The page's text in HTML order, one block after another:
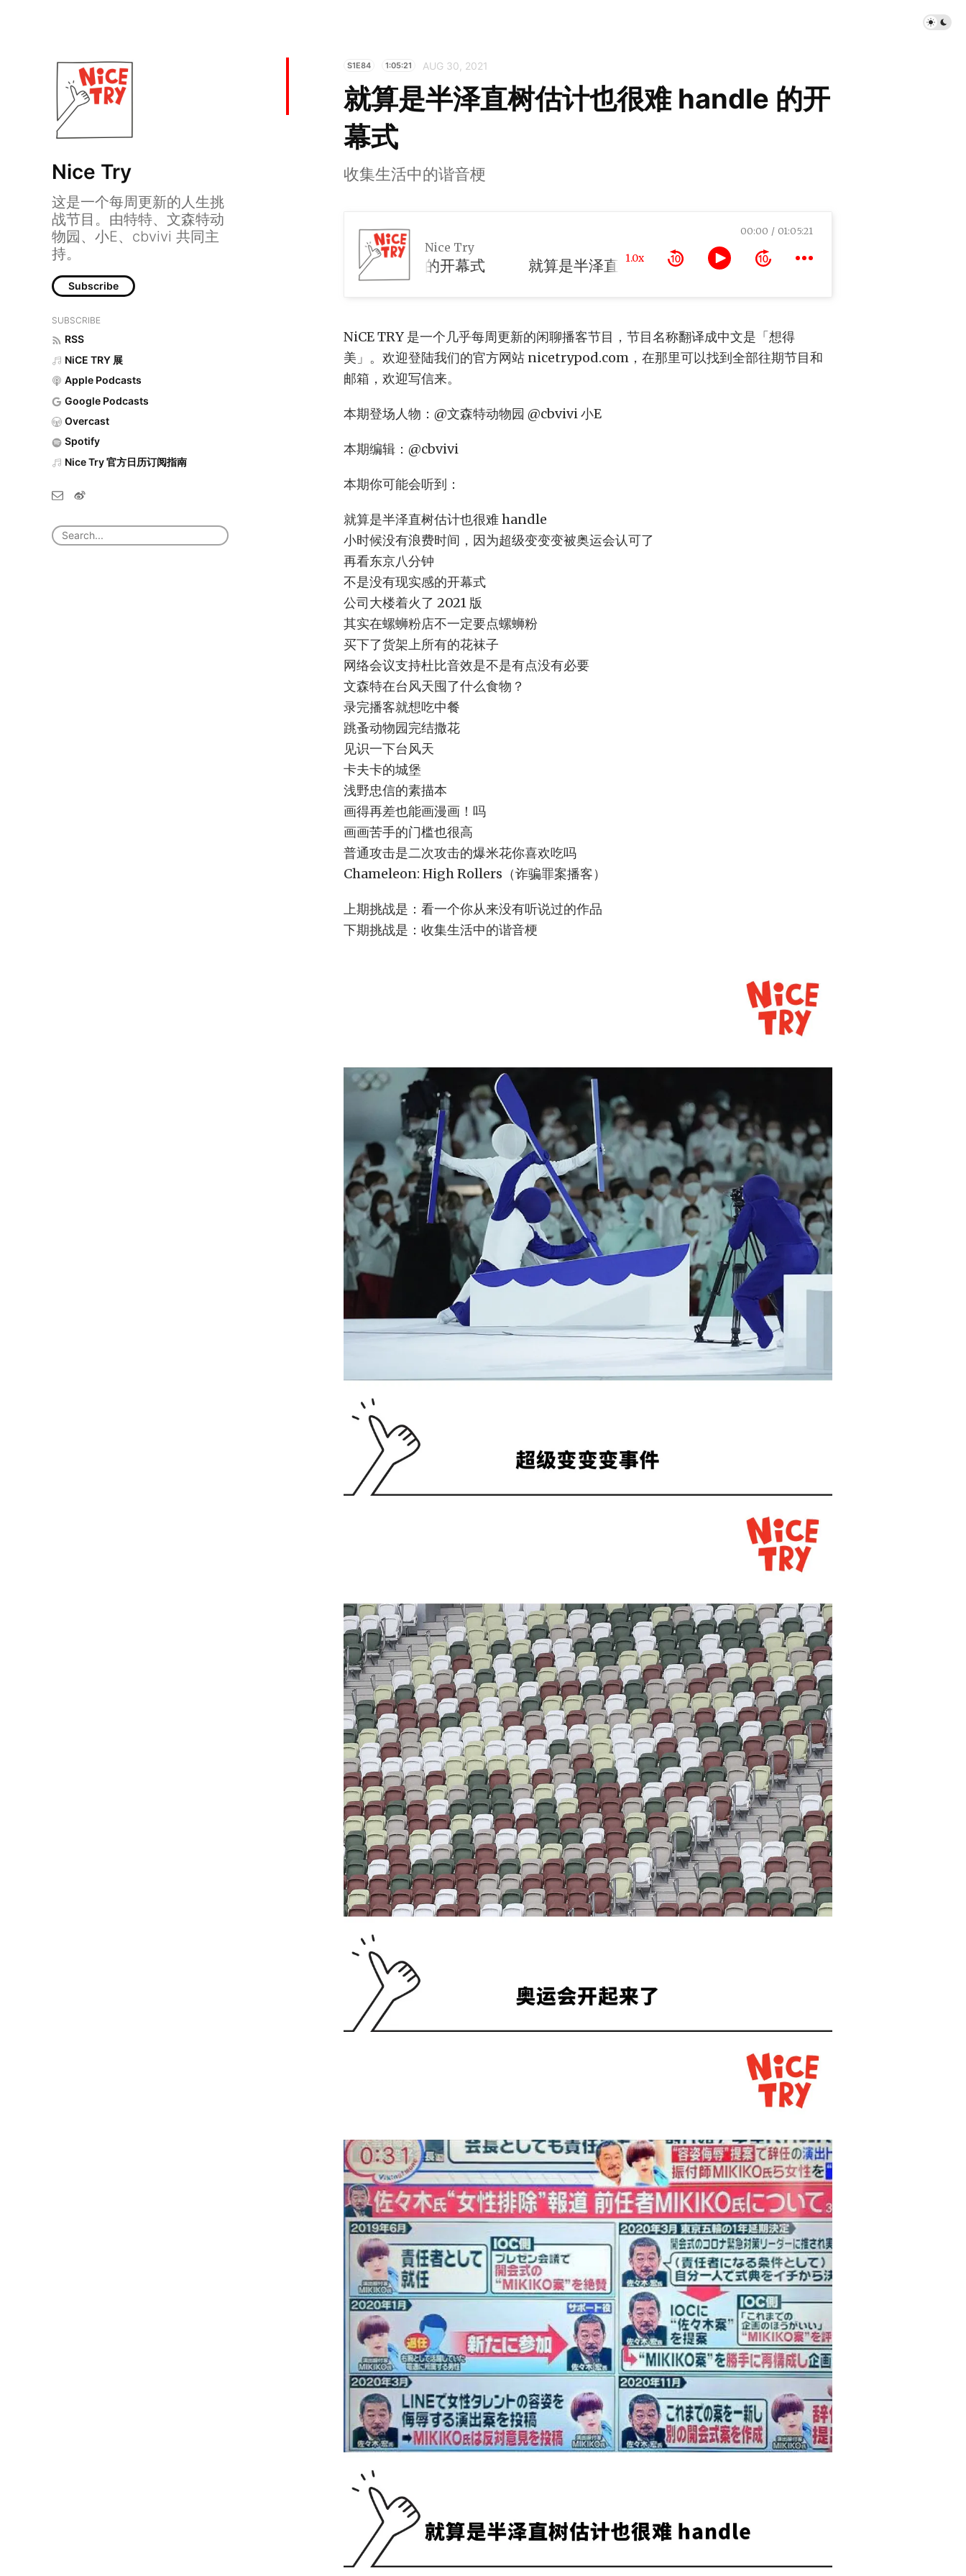
Nice Try
这是一个每周更新的人生挑
战节目。由特特、文森特动
物园、小E、cbvivi 共同主
持。
Subscribe
SUBSCRIBE
RSS
NiCE TRY 展
Apple Podcasts
Google Podcasts
Overcast
Spotify
Nice Try 官方日历订阅指南
S1E84 1:05:21 AUG 30, 2021
就算是半泽直树估计也很难 handle 的开
幕式
收集生活中的谐音梗
Nice Try
就算是半泽直树估计也很难 handle 的开幕式 1.0x
00:00 01:05:21
NiCE TRY 是一个几乎每周更新的闲聊播客节目，节目名称翻译成中文是「想得
美」。欢迎登陆我们的官方网站 nicetrypod.com，在那里可以找到全部往期节目和
邮箱，欢迎写信来。
本期登场人物：@文森特动物园 @cbvivi 小E
本期编辑：@cbvivi
本期你可能会听到：
就算是半泽直树估计也很难 handle
小时候没有浪费时间，因为超级变变变被奥运会认可了
再看东京八分钟
不是没有现实感的开幕式
公司大楼着火了 2021 版
其实在螺蛳粉店不一定要点螺蛳粉
买下了货架上所有的花袜子
网络会议支持杜比音效是不是有点没有必要
文森特在台风天囤了什么食物？
录完播客就想吃中餐
跳蚤动物园完结撒花
见识一下台风天
卡夫卡的城堡
浅野忠信的素描本
画得再差也能画漫画！吗
画画苦手的门槛也很高
普通攻击是二次攻击的爆米花你喜欢吃吗
Chameleon: High Rollers（诈骗罪案播客）
上期挑战是：看一个你从来没有听说过的作品
下期挑战是：收集生活中的谐音梗